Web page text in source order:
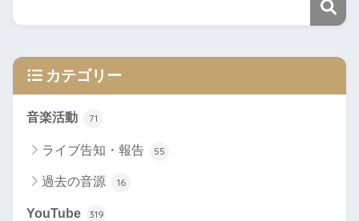
カテゴリー
音楽活動 71
ライブ告知・報告 55
過去の音源 16
YouTube 319